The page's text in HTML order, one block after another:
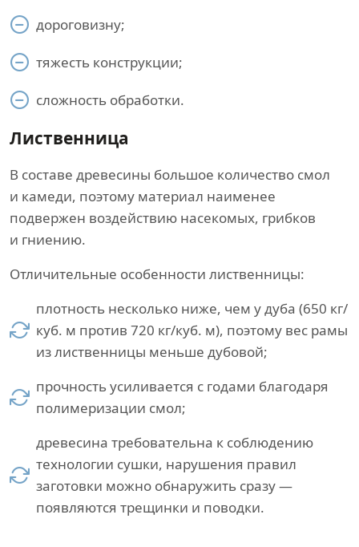
дороговизну;
тяжесть конструкции;
сложность обработки.
Лиственница
В составе древесины большое количество смол
и камеди, поэтому материал наименее
подвержен воздействию насекомых, грибков
и гниению.
Отличительные особенности лиственницы:
плотность несколько ниже, чем у дуба (650 кг/
куб. м против 720 кг/куб. м), поэтому вес рамы
из лиственницы меньше дубовой;
прочность усиливается с годами благодаря
полимеризации смол;
древесина требовательна к соблюдению
технологии сушки, нарушения правил
заготовки можно обнаружить сразу —
появляются трещинки и поводки.